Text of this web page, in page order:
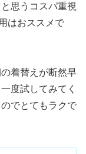
思うコスパ重視
はおススメで
着替えが断然早
度試してみてく
でとてもラクで